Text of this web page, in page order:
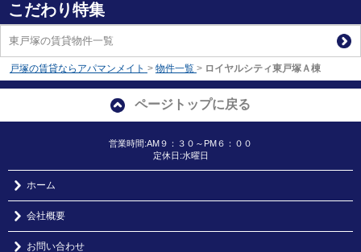
こだわり特集
東戸塚の賃貸物件一覧
戸塚の賃貸ならアパマンメイト > 物件一覧 > ロイヤルシティ東戸塚Ａ棟
ページトップに戻る
営業時間:AM９：３０～PM６：００
定休日:水曜日
ホーム
会社概要
お問い合わせ